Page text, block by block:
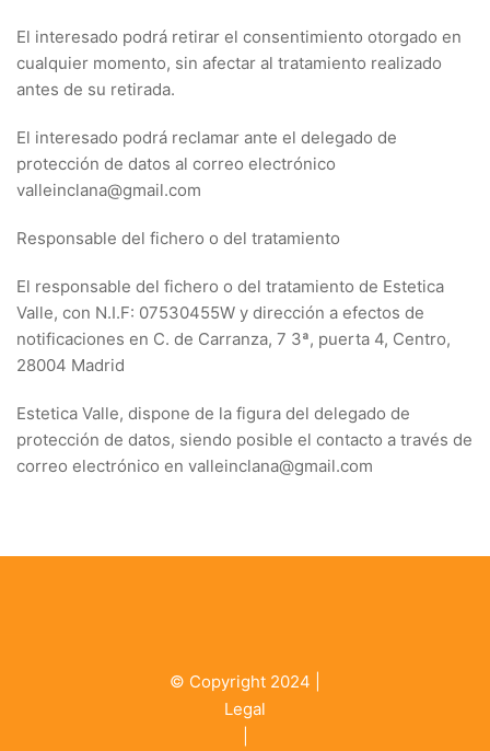
El interesado podrá retirar el consentimiento otorgado en
cualquier momento, sin afectar al tratamiento realizado
antes de su retirada.
El interesado podrá reclamar ante el delegado de
protección de datos al correo electrónico
valleinclana@gmail.com
Responsable del fichero o del tratamiento
El responsable del fichero o del tratamiento de Estetica
Valle, con N.I.F: 07530455W y dirección a efectos de
notificaciones en C. de Carranza, 7 3ª, puerta 4, Centro,
28004 Madrid
Estetica Valle, dispone de la figura del delegado de
protección de datos, siendo posible el contacto a través de
correo electrónico en valleinclana@gmail.com
© Copyright 2024 |
Legal